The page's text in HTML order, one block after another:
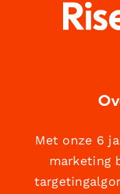
Met onze 6
marketing